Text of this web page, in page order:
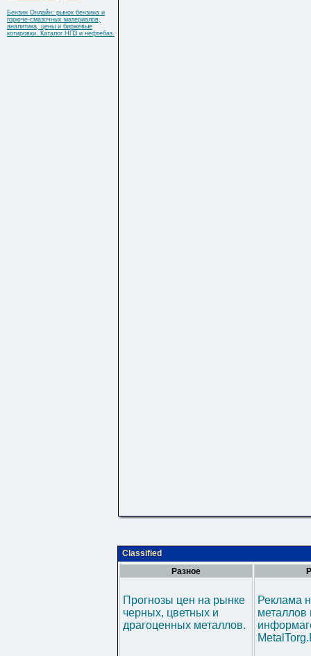
Бензин Онлайн: рынок бензина и
горюче-смазочных материалов,
аналитика, цены и биржевые
котировки. Каталог НПЗ и нефтебаз.
Classified
Разное
Прогнозы цен на рынке
черных, цветных и
драгоценных металлов.
Реклама
металлов